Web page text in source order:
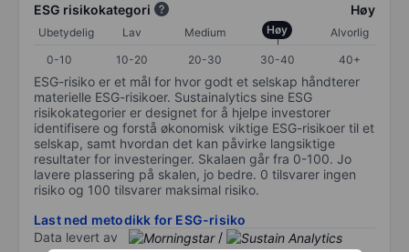
ESG risikokategori Høy
Ubetydelig Lav Medium Høy
Alvorlig
0-10
10-20 20-30 30-40 40+
ESG-risiko er et mål for hvor godt et selskap håndterer
materielle ESG-risikoer. Sustainalytics sine ESG
risikokategorier er designet for å hjelpe investorer
identifisere og forstå økonomisk viktige ESG-risikoer til et
selskap, samt hvordan det kan påvirke langsiktige
resultater for investeringer. Skalaen går fra 0-100. Jo
lavere plassering på skalen, jo bedre. 0 tilsvarer ingen
risiko og 100 tilsvarer maksimal risiko.
Last ned metodikk for ESG-risiko
Data levert av
/